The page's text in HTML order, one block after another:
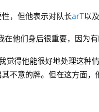
，但他表示对队长arT以
在他们身后很重要，因为
觉得他能很好地处理这种
不意的牌。但在这方面，